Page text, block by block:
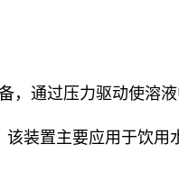
，通过压力驱动使溶
装置主要应用于饮用